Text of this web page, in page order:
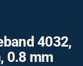
4032,
0.8 mm